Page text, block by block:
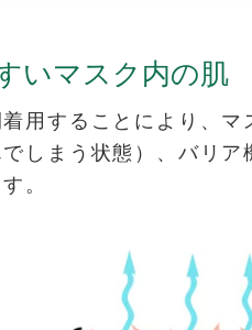
いマスク内の肌
用することにより、マ
しまう状態）、バリア
。